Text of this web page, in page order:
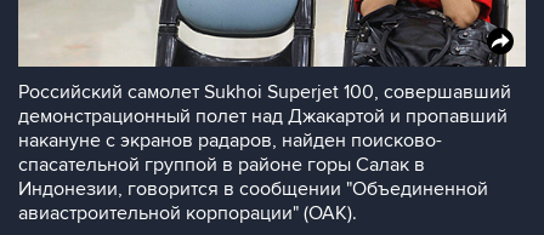
Российский самолет Sukhoi Superjet 100, совершавший
демонстрационный полет над Джакартой и пропавший
накануне с экранов радаров, найден поисково-
спасательной группой в районе горы Салак в
Индонезии, говорится в сообщении "Объединенной
авиастроительной корпорации" (ОАК).